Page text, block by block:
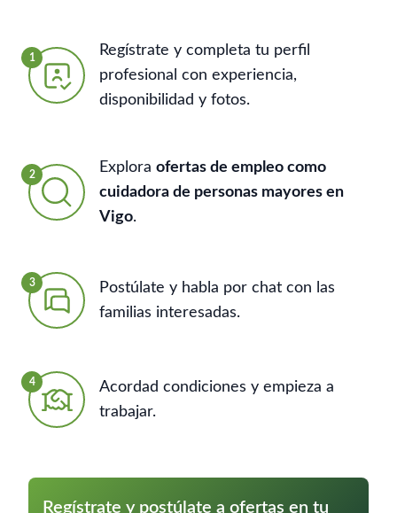
1
Regístrate y completa tu perfil
profesional con experiencia,
disponibilidad y fotos.
2 Explora ofertas de empleo como
cuidadora de personas mayores en
Vigo.
3
Postúlate y habla por chat con las
familias interesadas.
4
Acordad condiciones y empieza a
trabajar.
Regístrate y postúlate a ofertas en tu